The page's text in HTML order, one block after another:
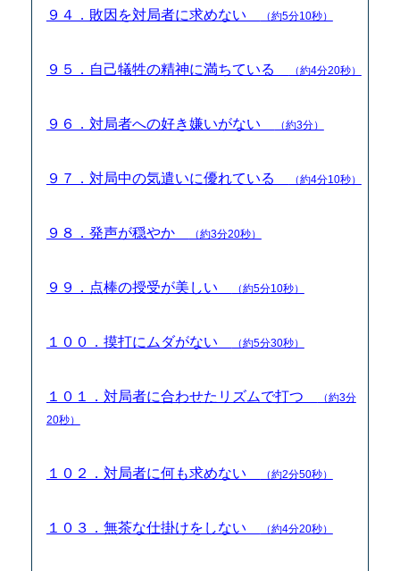
９４．敗因を対局者に求めない （約5分10秒）
９５．自己犠牲の精神に満ちている （約4分20秒）
９６．対局者への好き嫌いがない （約3分）
９７．対局中の気遣いに優れている （約4分10秒）
９８．発声が穏やか （約3分20秒）
９９．点棒の授受が美しい （約5分10秒）
１００．摸打にムダがない （約5分30秒）
１０１．対局者に合わせたリズムで打つ
（約3分
20秒）
１０２．対局者に何も求めない （約2分50秒）
１０３．無茶な仕掛けをしない （約4分20秒）